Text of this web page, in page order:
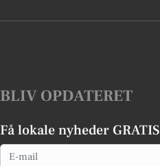
BLIV OPDATERET
Få lokale nyheder GRATIS
Email